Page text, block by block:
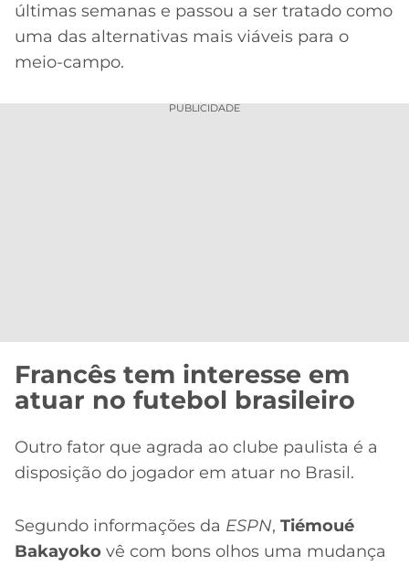
últimas semanas e passou a ser tratado como
uma das alternativas mais viáveis para o
meio-campo.
PUBLICIDADE
Francês tem interesse em
atuar no futebol brasileiro
Outro fator que agrada ao clube paulista é a
disposição do jogador em atuar no Brasil.
Segundo informações da ESPN, Tiémoué
Bakayoko vê com bons olhos uma mudança